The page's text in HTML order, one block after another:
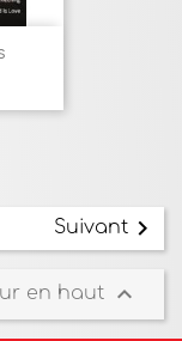
Suivant 
en haut 